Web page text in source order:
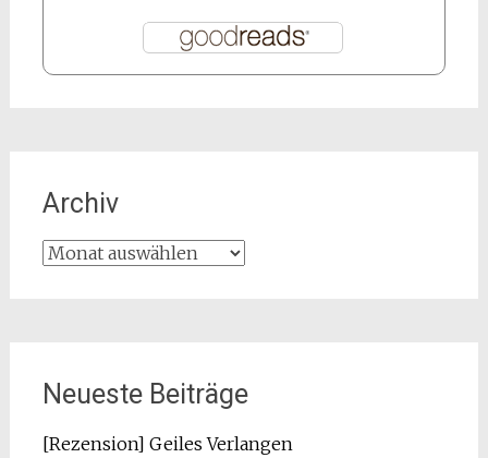
Archiv
Archiv
Neueste Beiträge
[Rezension] Geiles Verlangen